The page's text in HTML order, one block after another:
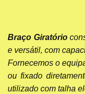
Braço Giratório
e versátil, com
Fornecemos o
ou fixado
utilizado com talha